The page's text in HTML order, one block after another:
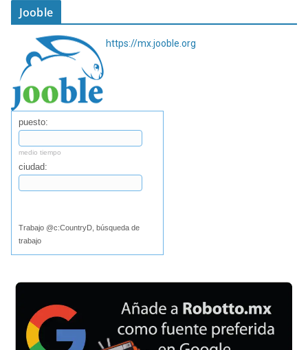
Jooble
https://mx.jooble.org
puesto:
medio tiempo
ciudad:
Trabajo @c:CountryD, búsqueda de
trabajo